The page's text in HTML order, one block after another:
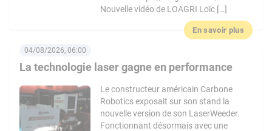
Nouvelle vidéo de LOAGRI Loïc […]
En savoir plus
La technologie laser gagne en performance
04/08/2026, 06:00
Le constructeur américain Carbone
Robotics exposait sur son stand la
nouvelle version de son LaserWeeder.
Fonctionnant désormais avec une